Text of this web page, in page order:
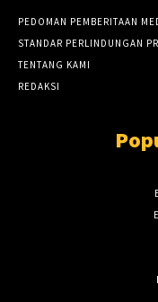
PEDOMAN PEMBERITAAN
STANDAR PERLINDUNGAN
TENTANG KAMI
REDAKSI